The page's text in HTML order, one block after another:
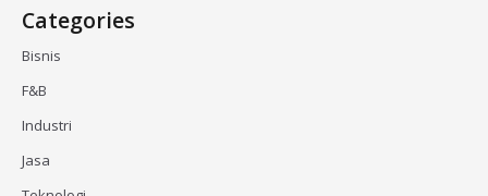
Categories
Bisnis
F&B
Industri
Jasa